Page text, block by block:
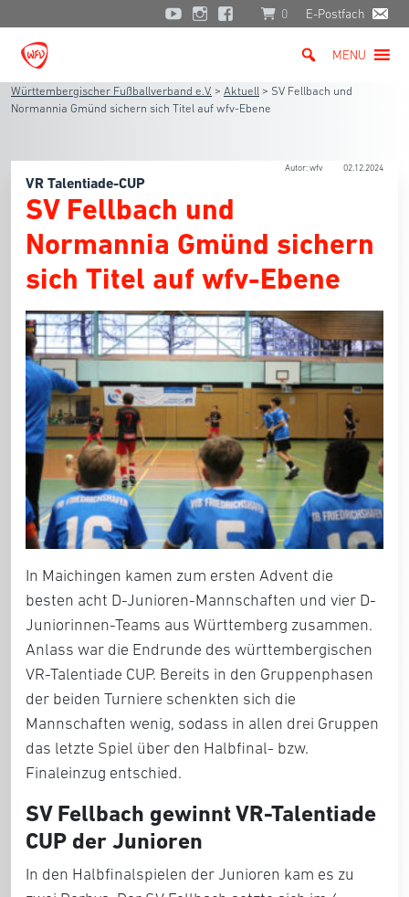
0 E-Postfach
MENU
Württembergischer Fußballverband e.V. > Aktuell > SV Fellbach und
Normannia Gmünd sichern sich Titel auf wfv-Ebene
Autor: wfv 02.12.2024
VR Talentiade-CUP
SV Fellbach und
Normannia Gmünd sichern
sich Titel auf wfv-Ebene
In Maichingen kamen zum ersten Advent die
besten acht D-Junioren-Mannschaften und vier D-
Juniorinnen-Teams aus Württemberg zusammen.
Anlass war die Endrunde des württembergischen
VR-Talentiade CUP. Bereits in den Gruppenphasen
der beiden Turniere schenkten sich die
Mannschaften wenig, sodass in allen drei Gruppen
das letzte Spiel über den Halbfinal- bzw.
Finaleinzug entschied.
SV Fellbach gewinnt VR-Talentiade
CUP der Junioren
In den Halbfinalspielen der Junioren kam es zu